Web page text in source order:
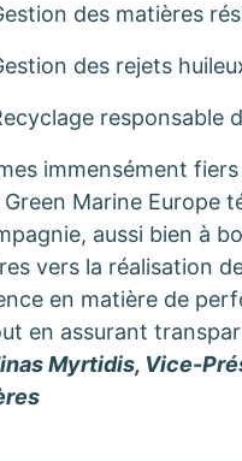
des matières
des rejets
responsable
immensément
Marine Europe
aussi bien à
vers la réalisation
en matière de
en assurant
Myrtidis, Vice-